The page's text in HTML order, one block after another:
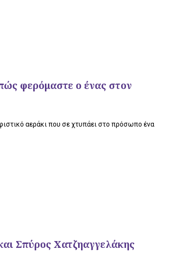
φερόμαστε ο ένας στον
αεράκι που σε χτυπάει στο πρόσωπο ένα
Σπύρος Χατζηαγγελάκης